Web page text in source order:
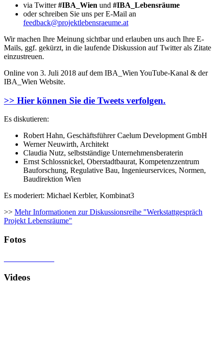
via Twitter#IBA_Wien und #IBA_Lebensräume
oder schreiben Sie uns per E-Mail an
feedback@projektlebensraeume.at
Wir machen Ihre Meinung sichtbar und erlauben uns auch Ihre E-
Mails, ggf. gekürzt, in die laufende Diskussion auf Twitter als Zitate
einzustreuen.
Online von 3. Juli 2018 auf dem IBA_Wien YouTube-Kanal & der
IBA_Wien Website.
>> Hier können Sie die Tweets verfolgen.
Es diskutieren:
Robert Hahn, Geschäftsführer Caelum Development GmbH
Werner Neuwirth, Architekt
Claudia Nutz, selbstständige Unternehmensberaterin
Ernst Schlossnickel, Oberstadtbaurat, Kompetenzzentrum
Bauforschung, Regulative Bau, Ingenieurservices, Normen,
Baudirektion Wien
Es moderiert: Michael Kerbler, Kombinat3
>> Mehr Informationen zur Diskussionsreihe "Werkstattgespräch
Projekt Lebensräume"
Fotos
Videos